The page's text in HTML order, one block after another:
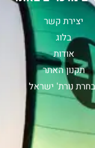
יצירת קשר
בלוג
אודות
תקנון האתר
נורת' ישראל